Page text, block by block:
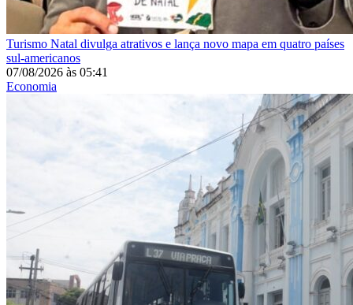
Turismo Natal divulga atrativos e lança novo mapa em quatro países
sul-americanos
07/08/2026 às 05:41
Economia